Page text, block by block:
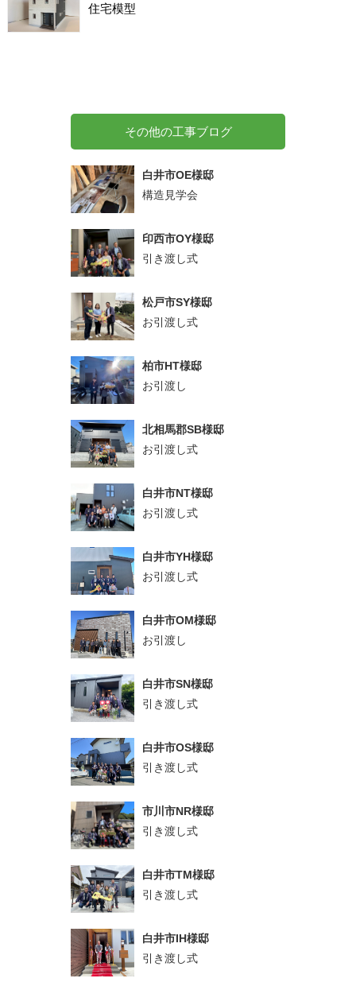
住宅模型
その他の工事ブログ
白井市OE様邸
構造見学会
印西市OY様邸
引き渡し式
松戸市SY様邸
お引渡し式
柏市HT様邸
お引渡し
北相馬郡SB様邸
お引渡し式
白井市NT様邸
お引渡し式
白井市YH様邸
お引渡し式
白井市OM様邸
お引渡し
白井市SN様邸
引き渡し式
白井市OS様邸
引き渡し式
市川市NR様邸
引き渡し式
白井市TM様邸
引き渡し式
白井市IH様邸
引き渡し式